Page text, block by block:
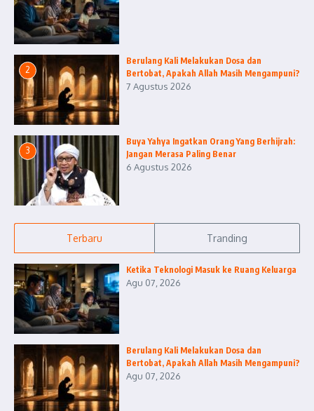
2
Berulang Kali Melakukan Dosa dan
Bertobat, Apakah Allah Masih Mengampuni?
7 Agustus 2026
3
Buya Yahya Ingatkan Orang Yang Berhijrah:
Jangan Merasa Paling Benar
6 Agustus 2026
Terbaru Tranding
Ketika Teknologi Masuk ke Ruang Keluarga
Agu 07, 2026
Berulang Kali Melakukan Dosa dan
Bertobat, Apakah Allah Masih Mengampuni?
Agu 07, 2026